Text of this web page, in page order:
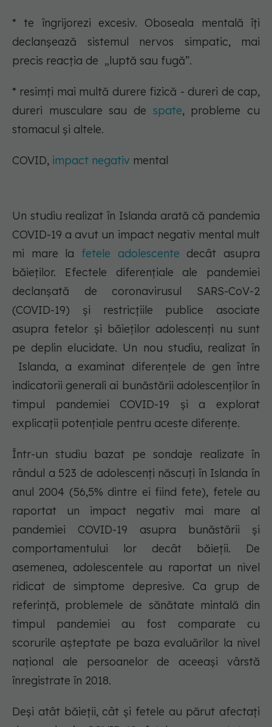
* te îngrijorezi excesiv. Oboseala mentală îți
declanșează sistemul nervos simpatic, mai
precis reacția de „luptă sau fugă”.
* resimți mai multă durere fizică - dureri de cap,
dureri musculare sau de spate, probleme cu
stomacul și altele.
COVID, impact negativ mental
Un studiu realizat în Islanda arată că pandemia
COVID-19 a avut un impact negativ mental mult
mi mare la fetele adolescente decât asupra
băieților. Efectele diferențiale ale pandemiei
declanșată de coronavirusul SARS-CoV-2
(COVID-19) și restricțiile publice asociate
asupra fetelor și băieților adolescenți nu sunt
pe deplin elucidate. Un nou studiu, realizat în
Islanda, a examinat diferențele de gen între
indicatorii generali ai bunăstării adolescenților în
timpul pandemiei COVID-19 și a explorat
explicații potențiale pentru aceste diferențe.
Într-un studiu bazat pe sondaje realizate în
rândul a 523 de adolescenți născuți în Islanda în
anul 2004 (56,5% dintre ei fiind fete), fetele au
raportat un impact negativ mai mare al
pandemiei COVID-19 asupra bunăstării și
comportamentului lor decât băieții. De
asemenea, adolescentele au raportat un nivel
ridicat de simptome depresive. Ca grup de
referință, problemele de sănătate mintală din
timpul pandemiei au fost comparate cu
scorurile așteptate pe baza evaluărilor la nivel
național ale persoanelor de aceeași vârstă
înregistrate în 2018.
Deși atât băieții, cât și fetele au părut afectați